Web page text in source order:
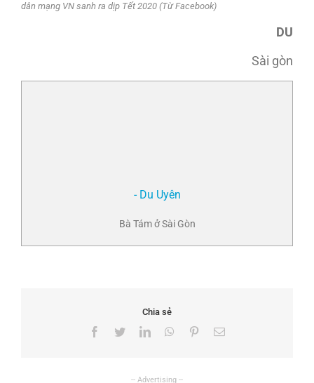
dân mạng VN sanh ra dịp Tết 2020 (Từ Facebook)
DU
Sài gòn
- Du Uyên
Bà Tám ở Sài Gòn
Chia sẻ
Facebook
TwitterLinkedInWhatsApp
PinterestEmail